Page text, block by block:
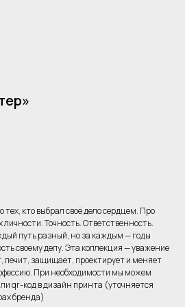
тех, кто выбрал своё дело сердцем. Про
личности. Точность. Ответственность.
путь разный, но за каждым — годы
своему делу. Эта коллекция — уважение
лечит, защищает, проектирует и меняет
При необходимости мы можем
qr-код в дизайн принта (уточняется
бренда)